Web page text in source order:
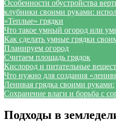
Особенности обустройства
клубники своими руками:
«Теплые» грядки
Что такое умный огород или
Как сделать умные грядки
Планируем огород
Считаем площадь грядок
Кислород и питательные
Что нужно для создания
Ленивая грядка своими руками:
Сохранение влаги и борьба с
Подходы в